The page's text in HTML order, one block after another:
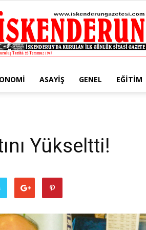
ASAYIŞ GENEL EĞITIM
Yükseltti!